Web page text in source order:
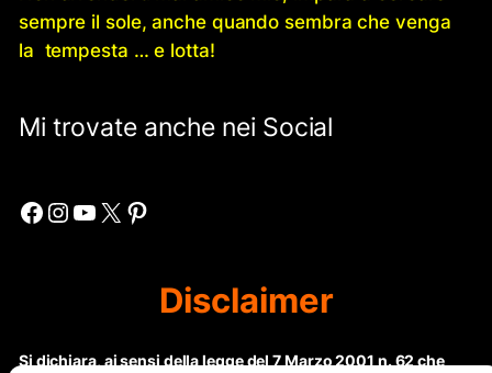
sempre il sole, anche quando sembra che venga
la tempesta … e lotta!
Mi trovate anche nei Social
Facebook Instagram YouTube X Pinterest
Disclaimer
Si dichiara, ai sensi della legge del 7 Marzo 2001 n. 62 che